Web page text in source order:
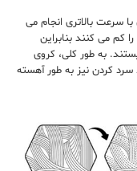
سرعت بالاتری انجام می
کم می کنند بنابراین
به طور کلی، کروی
سرد کردن نیز به طور آهسته